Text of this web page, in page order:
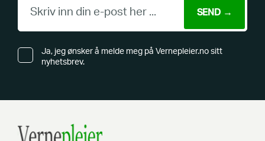
Ja, jeg ønsker å melde meg på Vernepleier.no sitt
nyhetsbrev.